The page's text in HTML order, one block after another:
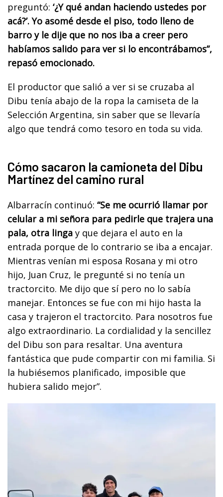
preguntó: ‘¿Y qué andan haciendo ustedes por
acá?’. Yo asomé desde el piso, todo lleno de
barro y le dije que no nos iba a creer pero
habíamos salido para ver si lo encontrábamos”,
repasó emocionado.
El productor que salió a ver si se cruzaba al
Dibu tenía abajo de la ropa la camiseta de la
Selección Argentina, sin saber que se llevaría
algo que tendrá como tesoro en toda su vida.
Cómo sacaron la camioneta del Dibu
Martínez del camino rural
Albarracín continuó: “Se me ocurrió llamar por
celular a mi señora para pedirle que trajera una
pala, otra linga y que dejara el auto en la
entrada porque de lo contrario se iba a encajar.
Mientras venían mi esposa Rosana y mi otro
hijo, Juan Cruz, le pregunté si no tenía un
tractorcito. Me dijo que sí pero no lo sabía
manejar. Entonces se fue con mi hijo hasta la
casa y trajeron el tractorcito. Para nosotros fue
algo extraordinario. La cordialidad y la sencillez
del Dibu son para resaltar. Una aventura
fantástica que pude compartir con mi familia. Si
la hubiésemos planificado, imposible que
hubiera salido mejor”.